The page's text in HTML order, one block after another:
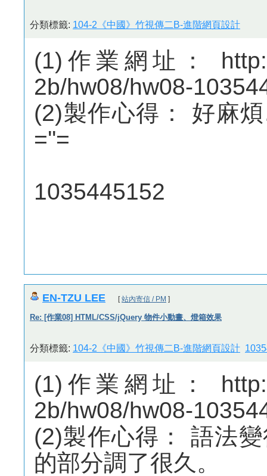
分類標籤: 104-2《中國》竹視傳二B-進階網頁設計
(1)作業網址：
2b/hw08/hw08-
(2)製作心得： 好麻
=''=
1035445152
EN-TZU LEE [站內寄信 / PM ]
Re: [作業08] HTML/CSS/jQuery 物件小動畫、燈箱效果
分類標籤: 104-2《中國》竹視傳二B-進階網頁設計
(1)作業網址：
2b/hw08/hw08-
(2)製作心得： 語法
的部分調了很久。